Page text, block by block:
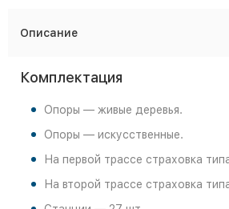
Описание
Комплектация
Опоры — живые деревья.
Опоры — искусственные.
На первой трассе страховка
На второй трассе страховка